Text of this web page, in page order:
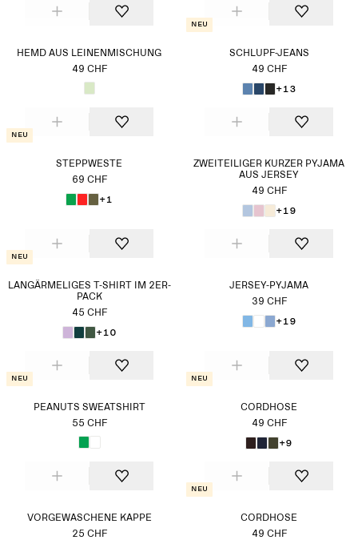
HEMD AUS LEINENMISCHUNG
49 CHF
Neu
SCHLUPF-JEANS
49 CHF
+13
Neu
STEPPWESTE
69 CHF
+1
ZWEITEILIGER KURZER PYJAMA
AUS JERSEY
49 CHF
+19
Neu
LANGÄRMELIGES T-SHIRT IM 2ER-
PACK
45 CHF
+10
JERSEY-PYJAMA
39 CHF
+19
Neu
PEANUTS SWEATSHIRT
55 CHF
Neu
CORDHOSE
49 CHF
+9
VORGEWASCHENE KAPPE
25 CHF
Neu
CORDHOSE
49 CHF